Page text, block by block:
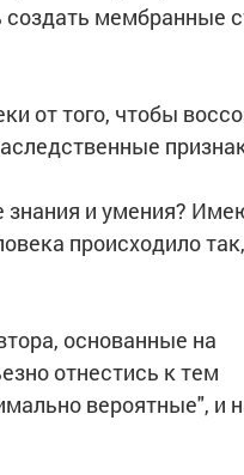
мембранные
от того, чтобы
знания и умения?
происходило
основанные на
отнестись к тем
вероятные", и